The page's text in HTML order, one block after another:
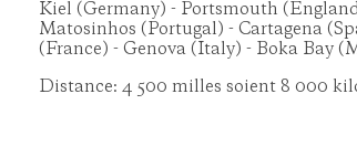
Kiel (Germany) - Portsmouth
Matosinhos (Portugal) - Cartagena
(France) - Genova (Italy) - Boka Bay
Distance: 4 500 milles soient 8 000